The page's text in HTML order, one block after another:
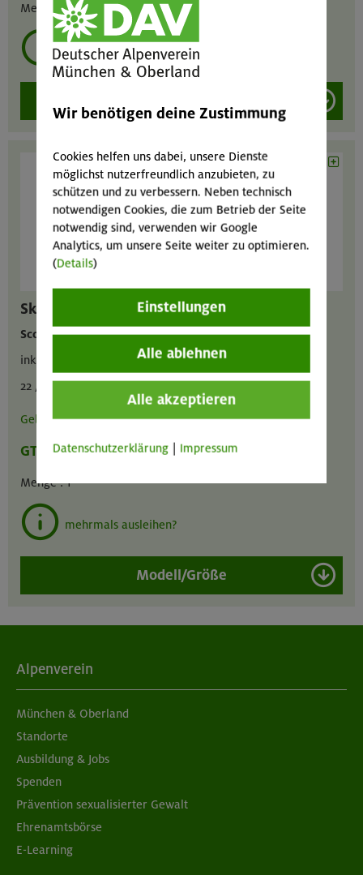
Menge :1
mehrmals ausleihen?
Skiset Tourenski
Scott Explorair 95 mm
inkl. Felle, Bindung, Harscheisen
22 / 15 / 30 € pro Tag
Gebrauchsanweisung/Video
GT MA GIL
Menge :1
mehrmals ausleihen?
Modell/Größe
Alpenverein
München & Oberland
Standorte
Ausbildung & Jobs
Spenden
Prävention sexualisierter Gewalt
Ehrenamtsbörse
E-Learning
Wir benötigen deine Zustimmung
Cookies helfen uns dabei, unsere Dienste
möglichst nutzerfreundlich anzubieten, zu
schützen und zu verbessern. Neben technisch
notwendigen Cookies, die zum Betrieb der Seite
notwendig sind, verwenden wir Google
Analytics, um unsere Seite weiter zu optimieren.
(Details)
Einstellungen
Alle ablehnen
Alle akzeptieren
Datenschutzerklärung Impressum